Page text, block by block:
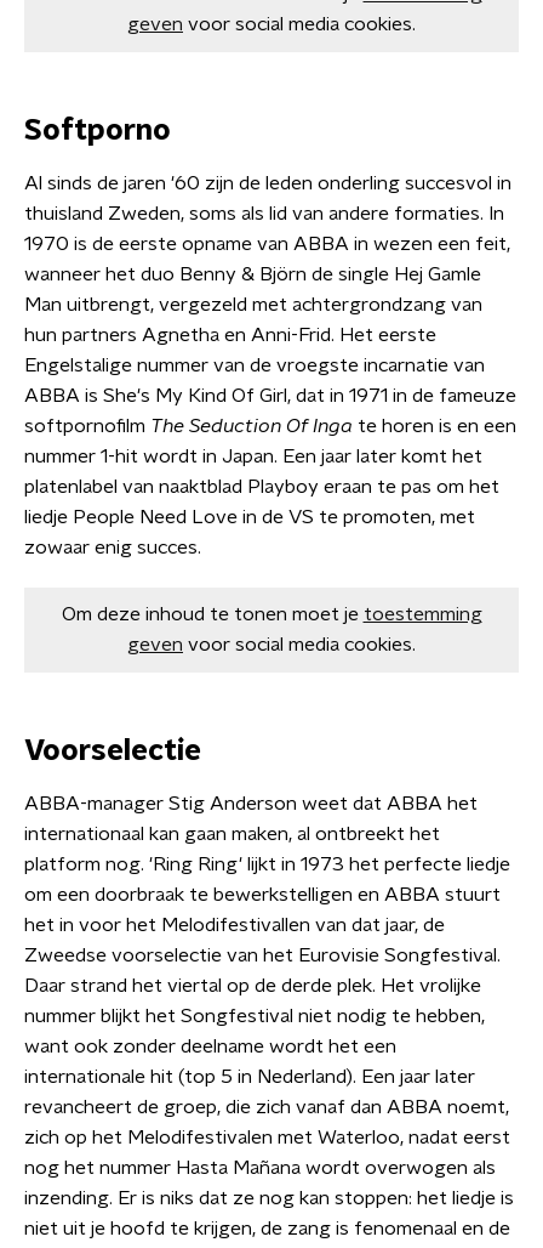
geven voor social media cookies.
Softporno
Al sinds de jaren '60 zijn de leden onderling succesvol in
thuisland Zweden, soms als lid van andere formaties. In
1970 is de eerste opname van ABBA in wezen een feit,
wanneer het duo Benny & Björn de single Hej Gamle
Man uitbrengt, vergezeld met achtergrondzang van
hun partners Agnetha en Anni-Frid. Het eerste
Engelstalige nummer van de vroegste incarnatie van
ABBA is She's My Kind Of Girl, dat in 1971 in de fameuze
softpornofilm The Seduction Of Inga te horen is en een
nummer 1-hit wordt in Japan. Een jaar later komt het
platenlabel van naaktblad Playboy eraan te pas om het
liedje People Need Love in de VS te promoten, met
zowaar enig succes.
Om deze inhoud te tonen moet je toestemming
geven voor social media cookies.
Voorselectie
ABBA-manager Stig Anderson weet dat ABBA het
internationaal kan gaan maken, al ontbreekt het
platform nog. 'Ring Ring' lijkt in 1973 het perfecte liedje
om een doorbraak te bewerkstelligen en ABBA stuurt
het in voor het Melodifestivallen van dat jaar, de
Zweedse voorselectie van het Eurovisie Songfestival.
Daar strand het viertal op de derde plek. Het vrolijke
nummer blijkt het Songfestival niet nodig te hebben,
want ook zonder deelname wordt het een
internationale hit (top 5 in Nederland). Een jaar later
revancheert de groep, die zich vanaf dan ABBA noemt,
zich op het Melodifestivalen met Waterloo, nadat eerst
nog het nummer Hasta Mañana wordt overwogen als
inzending. Er is niks dat ze nog kan stoppen: het liedje is
niet uit je hoofd te krijgen, de zang is fenomenaal en de